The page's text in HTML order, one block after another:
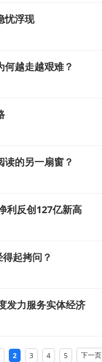
忧浮现
越走越艰难？
的另一扇窗？
利反创127亿新高
起拷问？
发力服务实体经济
2 3 4 5 下一页